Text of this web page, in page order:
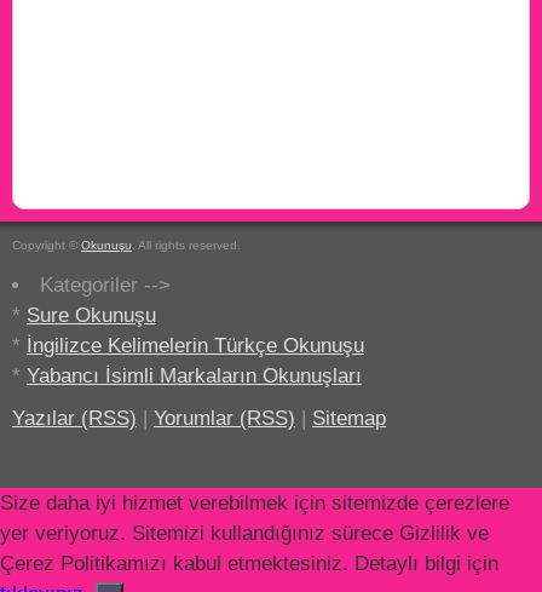
Copyright © Okunuşu . All rights reserved.
Kategoriler -->
* Sure Okunuşu
* İngilizce Kelimelerin Türkçe Okunuşu
* Yabancı İsimli Markaların Okunuşları
Yazılar (RSS) | Yorumlar (RSS) | Sitemap
Size daha iyi hizmet verebilmek için sitemizde çerezlere
yer veriyoruz. Sitemizi kullandığınız sürece Gizlilik ve
Çerez Politikamızı kabul etmektesiniz. Detaylı bilgi için